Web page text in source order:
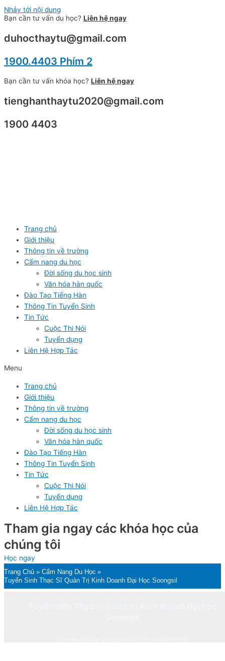
Nhảy tới nội dung
Bạn cần tư vấn du học? Liên hệ ngay
duhocthaytu@gmail.com
1900.4403 Phím 2
Bạn cần tư vấn khóa học? Liên hệ ngay
tienghanthaytu2020@gmail.com
1900 4403
Trang chủ
Giới thiệu
Thông tin về trường
Cẩm nang du học
Đời sống du học sinh
Văn hóa hàn quốc
Đào Tạo Tiếng Hàn
Thông Tin Tuyển Sinh
Tin Tức
Cuộc Thi Nói
Tuyển dụng
Liên Hệ Hợp Tác
Menu
Trang chủ
Giới thiệu
Thông tin về trường
Cẩm nang du học
Đời sống du học sinh
Văn hóa hàn quốc
Đào Tạo Tiếng Hàn
Thông Tin Tuyển Sinh
Tin Tức
Cuộc Thi Nói
Tuyển dụng
Liên Hệ Hợp Tác
Tham gia ngay các khóa học của
chúng tôi
Học ngay
Trang Chủ
Cẩm Nang Du Học
Tuyển Sinh Thạc Sĩ Quản Trị Kinh Doanh Đại Học Soongsil